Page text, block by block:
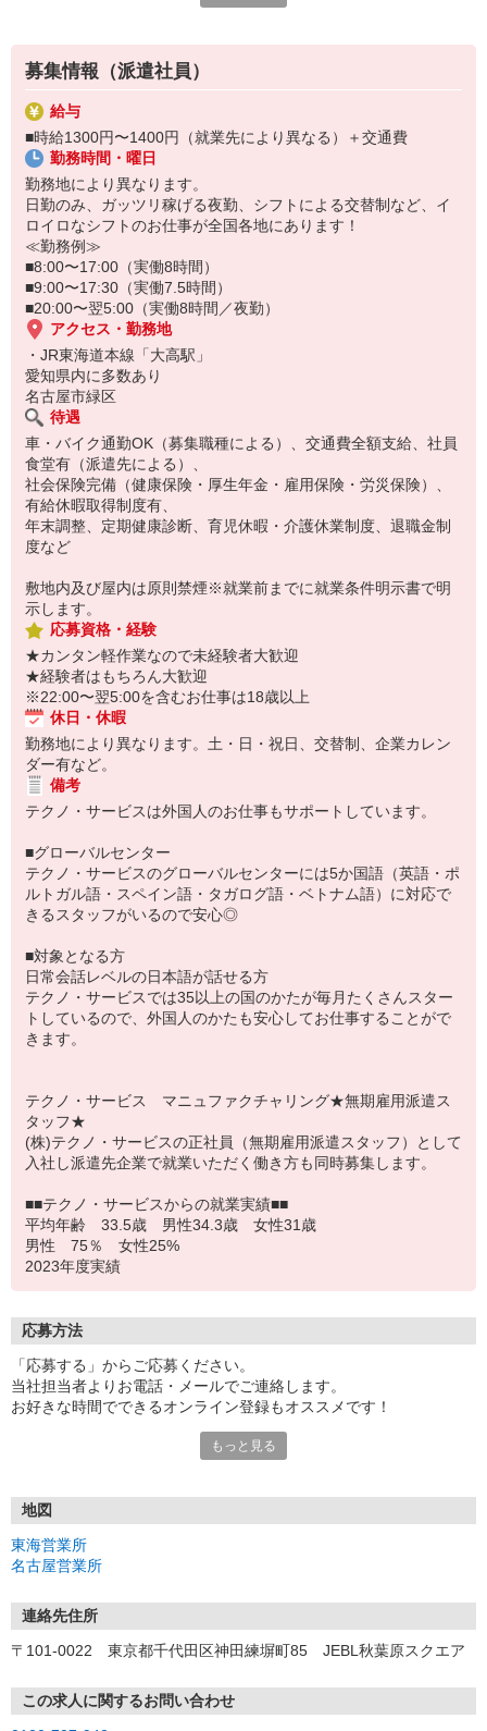
※原則月払いでの給与支払です。
＜あんしん資格取得制度＞
就業中の方にはフォークリフト・クレーン・玉掛け・溶接の資格
取得を全力サポート！講習料・受験料を全額当社負担します。
募集情報（派遣社員）
給与
■時給1300円〜1400円（就業先により異なる）＋交通費
勤務時間・曜日
勤務地により異なります。
日勤のみ、ガッツリ稼げる夜勤、シフトによる交替制など、イ
ロイロなシフトのお仕事が全国各地にあります！
≪勤務例≫
■8:00〜17:00（実働8時間）
■9:00〜17:30（実働7.5時間）
■20:00〜翌5:00（実働8時間／夜勤）
アクセス・勤務地
・JR東海道本線「大高駅」
愛知県内に多数あり
名古屋市緑区
待遇
車・バイク通勤OK（募集職種による）、交通費全額支給、社員
食堂有（派遣先による）、
社会保険完備（健康保険・厚生年金・雇用保険・労災保険）、
有給休暇取得制度有、
年末調整、定期健康診断、育児休暇・介護休業制度、退職金制
度など
敷地内及び屋内は原則禁煙※就業前までに就業条件明示書で明
示します。
応募資格・経験
★カンタン軽作業なので未経験者大歓迎
★経験者はもちろん大歓迎
※22:00〜翌5:00を含むお仕事は18歳以上
休日・休暇
勤務地により異なります。土・日・祝日、交替制、企業カレン
ダー有など。
備考
テクノ・サービスは外国人のお仕事もサポートしています。
■グローバルセンター
テクノ・サービスのグローバルセンターには5か国語（英語・ポ
ルトガル語・スペイン語・タガログ語・ベトナム語）に対応で
きるスタッフがいるので安心◎
■対象となる方
日常会話レベルの日本語が話せる方
テクノ・サービスでは35以上の国のかたが毎月たくさんスター
トしているので、外国人のかたも安心してお仕事することがで
きます。
テクノ・サービス マニュファクチャリング★無期雇用派遣ス
タッフ★
(株)テクノ・サービスの正社員（無期雇用派遣スタッフ）として
入社し派遣先企業で就業いただく働き方も同時募集します。
■■テクノ・サービスからの就業実績■■
平均年齢 33.5歳 男性34.3歳 女性31歳
男性 75％ 女性25%
2023年度実績
応募方法
「応募する」からご応募ください。
当社担当者よりお電話・メールでご連絡します。
お好きな時間でできるオンライン登録もオススメです！
＜名古屋営業所＞
ル 4F
もっと見る
地図
東海営業所
名古屋営業所
連絡先住所
〒101-0022 東京都千代田区神田練塀町85 JEBL秋葉原スクエア
この求人に関するお問い合わせ